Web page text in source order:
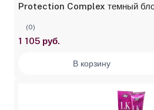
Protection Complex темный
(0)
1 105 руб.
В корзину